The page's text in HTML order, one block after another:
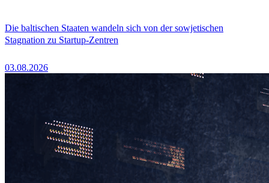
Die baltischen Staaten wandeln sich von der sowjetischen
Stagnation zu Startup-Zentren
03.08.2026